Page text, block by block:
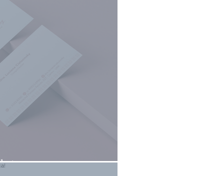
Apaixonante